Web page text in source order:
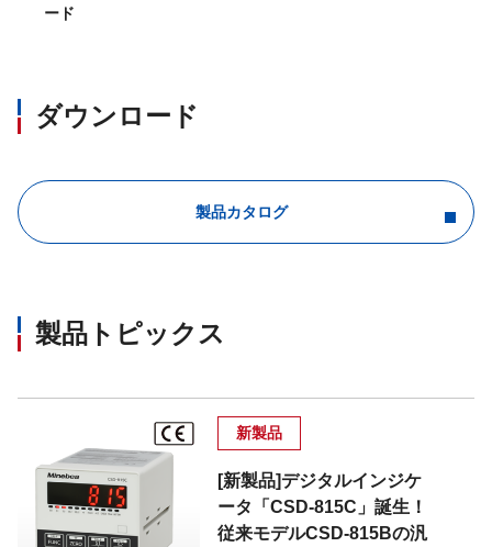
ード
ダウンロード
製品カタログ
製品トピックス
新製品
[新製品]デジタルインジケ
ータ「CSD-815C」誕生！
従来モデルCSD-815Bの汎